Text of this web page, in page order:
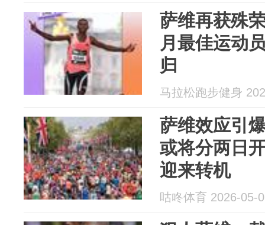
萨维再获殊
月最佳运动
归
马拉松跑步健身
萨维效应引
或将分两日
迎来转机
咕咚体育 2026-05-